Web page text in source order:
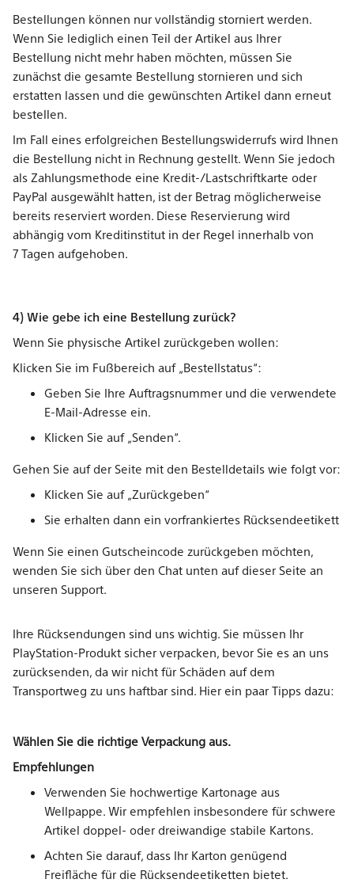
Bestellungen können nur vollständig storniert werden.
Wenn Sie lediglich einen Teil der Artikel aus Ihrer
Bestellung nicht mehr haben möchten, müssen Sie
zunächst die gesamte Bestellung stornieren und sich
erstatten lassen und die gewünschten Artikel dann erneut
bestellen.
Im Fall eines erfolgreichen Bestellungswiderrufs wird Ihnen
die Bestellung nicht in Rechnung gestellt. Wenn Sie jedoch
als Zahlungsmethode eine Kredit-/Lastschriftkarte oder
PayPal ausgewählt hatten, ist der Betrag möglicherweise
bereits reserviert worden. Diese Reservierung wird
abhängig vom Kreditinstitut in der Regel innerhalb von
7 Tagen aufgehoben.
4) Wie gebe ich eine Bestellung zurück?
Wenn Sie physische Artikel zurückgeben wollen:
Klicken Sie im Fußbereich auf „Bestellstatus“:
Geben Sie Ihre Auftragsnummer und die verwendete
E-Mail-Adresse ein.
Klicken Sie auf „Senden“.
Gehen Sie auf der Seite mit den Bestelldetails wie folgt vor:
Klicken Sie auf „Zurückgeben“
Sie erhalten dann ein vorfrankiertes Rücksendeetikett
Wenn Sie einen Gutscheincode zurückgeben möchten,
wenden Sie sich über den Chat unten auf dieser Seite an
unseren Support.
Ihre Rücksendungen sind uns wichtig. Sie müssen Ihr
PlayStation-Produkt sicher verpacken, bevor Sie es an uns
zurücksenden, da wir nicht für Schäden auf dem
Transportweg zu uns haftbar sind. Hier ein paar Tipps dazu:
Wählen Sie die richtige Verpackung aus.
Empfehlungen
Verwenden Sie hochwertige Kartonage aus
Wellpappe. Wir empfehlen insbesondere für schwere
Artikel doppel- oder dreiwandige stabile Kartons.
Achten Sie darauf, dass Ihr Karton genügend
Freifläche für die Rücksendeetiketten bietet.